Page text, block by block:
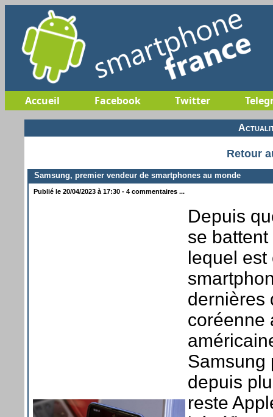
Accueil Facebook Twitter
Retour
Samsung, premier vendeur de smartphones au monde
Publié le 20/04/2023 à 17:30 - 4 commentaires ...
Depuis
se
lequel
dernières
coréenne
Samsung
depuis
reste